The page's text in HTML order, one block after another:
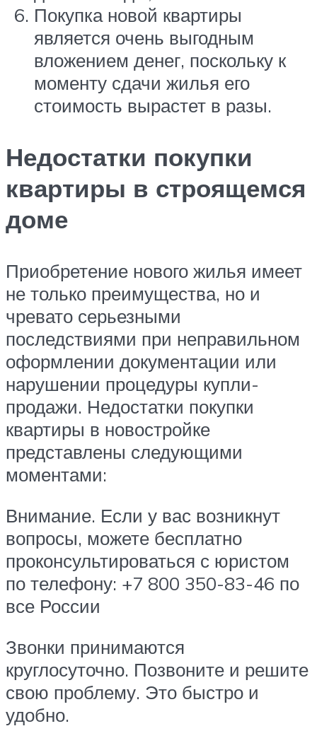
Покупка новой квартиры
является очень выгодным
вложением денег, поскольку к
моменту сдачи жилья его
стоимость вырастет в разы.
Недостатки покупки
квартиры в строящемся
доме
Приобретение нового жилья имеет
не только преимущества, но и
чревато серьезными
последствиями при неправильном
оформлении документации или
нарушении процедуры купли-
продажи. Недостатки покупки
квартиры в новостройке
представлены следующими
моментами:
Внимание. Если у вас возникнут
вопросы, можете бесплатно
проконсультироваться с юристом
по телефону: +7 800 350-83-46 по
все России
Звонки принимаются
круглосуточно. Позвоните и решите
свою проблему. Это быстро и
удобно.